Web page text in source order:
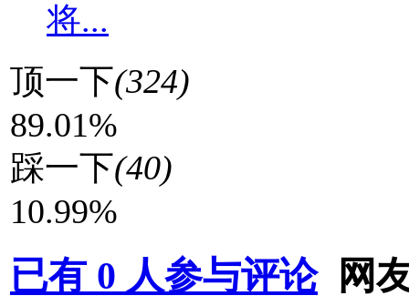
将...
顶一下(324)
89.01%
踩一下(40)
10.99%
已有 0 人参与评论 网